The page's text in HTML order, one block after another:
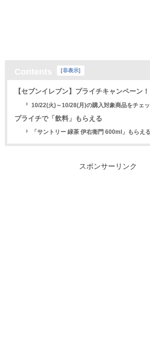
非表示
【セブンイレブン】プライチキャンペーン！
10/22(火)～10/28(月)の購入対象商品をチェ
プライチで「飲料」もらえる
「サントリー 緑茶 伊右衛門 600ml」もらえる
スポンサーリンク